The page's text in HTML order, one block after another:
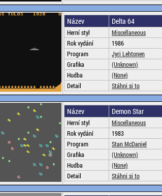
Název Delta 64
Herní styl
Miscellaneous
Rok vydání
1986
Program
Jyri Lehtonen
Grafika
(Unknown)
Hudba
(None)
Detail
Stáhni si to
Název Demon Star
Herní styl
Miscellaneous
Rok vydání
1983
Program
Stan McDaniel
Grafika
(Unknown)
Hudba
(None)
Detail
Stáhni si to